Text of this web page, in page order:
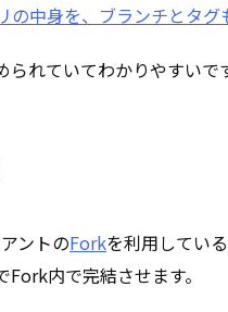
の中身を、ブランチとタ
れていてわかりやすいで
ントのForkを利用してい
内で完結させます。